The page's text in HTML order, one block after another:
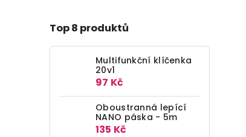
Top 8 produktů
Multifunkční klíčenka
20v1
97 Kč
Oboustranná lepící
NANO páska - 5m
135 Kč